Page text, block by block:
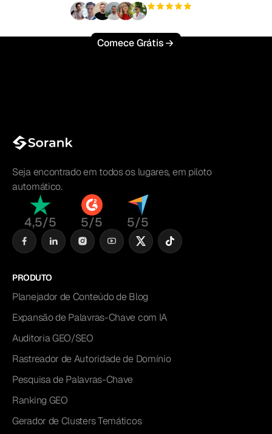
Comece Grátis
Seja encontrado em todos os lugares, em piloto
automático.
4,5/5 5/5 5/5
PRODUTO
Planejador de Conteúdo de Blog
Expansão de Palavras-Chave com IA
Auditoria GEO/SEO
Rastreador de Autoridade de Domínio
Pesquisa de Palavras-Chave
Ranking GEO
Gerador de Clusters Temáticos